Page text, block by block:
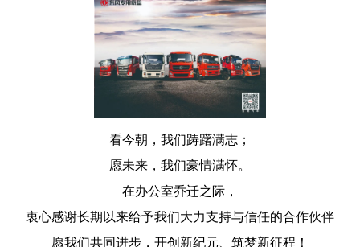
看今朝，我们踌躇满志；
愿未来，我们豪情满怀。
在办公室乔迁之际，
衷心感谢长期以来给予我们大力支持与信任的合作伙伴
愿我们共同进步，开创新纪元、筑梦新征程！